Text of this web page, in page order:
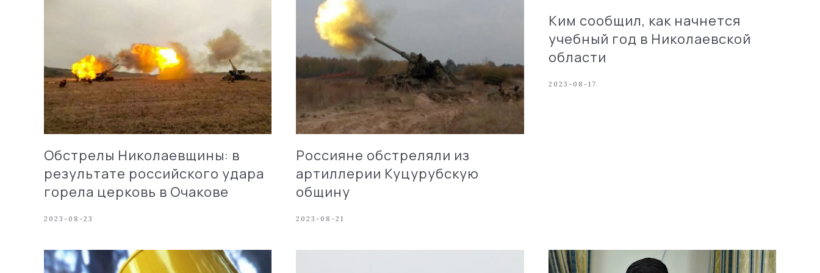
Обстрелы Николаевщины: в
результате российского удара
горела церковь в Очакове
2023-08-23
Россияне обстреляли из
артиллерии Куцурубскую
общину
2023-08-21
Ким сообщил, как начнется
учебный год в Николаевской
области
2023-08-17